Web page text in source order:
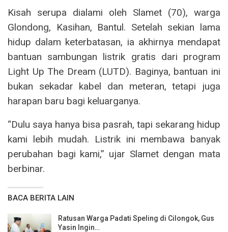
Kisah serupa dialami oleh Slamet (70), warga
Glondong, Kasihan, Bantul. Setelah sekian lama
hidup dalam keterbatasan, ia akhirnya mendapat
bantuan sambungan listrik gratis dari program
Light Up The Dream (LUTD). Baginya, bantuan ini
bukan sekadar kabel dan meteran, tetapi juga
harapan baru bagi keluarganya.
“Dulu saya hanya bisa pasrah, tapi sekarang hidup
kami lebih mudah. Listrik ini membawa banyak
perubahan bagi kami,” ujar Slamet dengan mata
berbinar.
BACA BERITA LAIN
Ratusan Warga Padati Speling di Cilongok, Gus
Yasin Ingin…